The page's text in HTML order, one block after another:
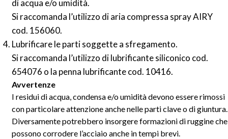
di acqua e/o umidità.
Si raccomanda l’utilizzo di aria compressa spray AIRY
cod. 156060.
Lubrificare le parti soggette a sfregamento.
Si raccomanda l’utilizzo di lubrificante siliconico cod.
654076 o la penna lubrificante cod. 10416.
Avvertenze
I residui di acqua, condensa e/o umidità devono essere rimossi
con particolare attenzione anche nelle parti clave o di giuntura.
Diversamente potrebbero insorgere formazioni di ruggine che
possono corrodere l’acciaio anche in tempi brevi.